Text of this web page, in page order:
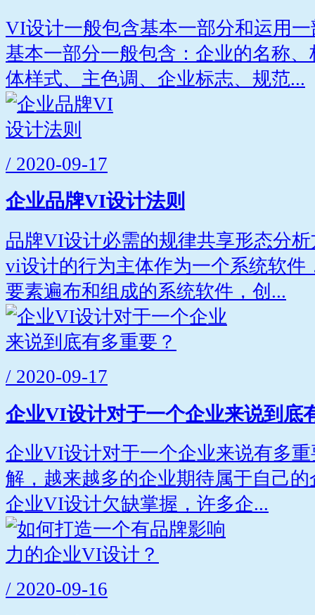
VI设计一般包含基本一部分和运用
基本一部分一般包含：企业的名称
体样式、主色调、企业标志、规范...
/ 2020-09-17
企业品牌VI设计法则
品牌VI设计必需的规律共享形态分
vi设计的行为主体作为一个系统软件
要素遍布和组成的系统软件，创...
/ 2020-09-17
企业VI设计对于一个企业来说到底
企业VI设计对于一个企业来说有多
解，越来越多的企业期待属于自己
企业VI设计欠缺掌握，许多企...
/ 2020-09-16